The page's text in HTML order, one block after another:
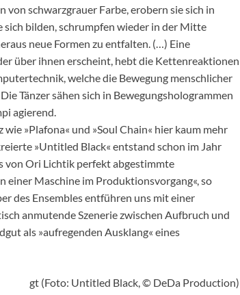
schwarzgrauer Farbe, erobern sie sich in
sich bilden, schrumpfen wieder in der Mitte
neue Formen zu entfalten. (…) Eine
über ihnen erscheint, hebt die Kettenreaktionen
welche die Bewegung menschlicher
Tänzer sähen sich in Bewegungshologrammen
agierend.
»Plafona« und »Soul Chain« hier kaum mehr
»Untitled Black« entstand schon im Jahr
von Ori Lichtik perfekt abgestimmte
einer Maschine im Produktionsvorgang«, so
des Ensembles entführen uns mit einer
anmutende Szenerie zwischen Aufbruch und
als »aufregenden Ausklang« eines
gt (Foto: Untitled Black, © DeDa Production)